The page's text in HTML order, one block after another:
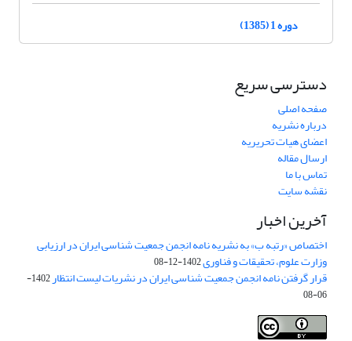
دوره 1 (1385)
دسترسی سریع
صفحه اصلی
درباره نشریه
اعضای هیات تحریریه
ارسال مقاله
تماس با ما
نقشه سایت
آخرین اخبار
اختصاص «رتبه ب» به نشریه نامه انجمن جمعیت شناسی ایران در ارزیابی
وزارت علوم، تحقیقات و فناوری1402-12-08
قرار گرفتن نامه انجمن جمعیت شناسی ایران در نشریات لیست انتظار
1402-
06-08